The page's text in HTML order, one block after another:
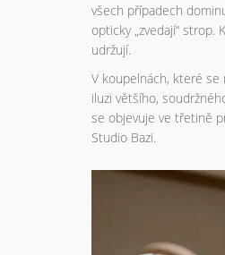
všech případech
opticky „zvedají“
udržují.
V koupelnách, které se
iluzi většího,
se objevuje ve třetině
Studio Bazi.